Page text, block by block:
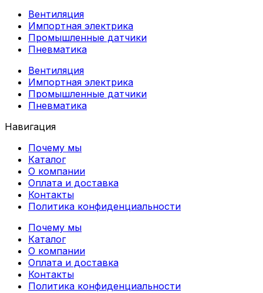
Вентиляция
Импортная электрика
Промышленные датчики
Пневматика
Вентиляция
Импортная электрика
Промышленные датчики
Пневматика
Навигация
Почему мы
Каталог
О компании
Оплата и доставка
Контакты
Политика конфиденциальности
Почему мы
Каталог
О компании
Оплата и доставка
Контакты
Политика конфиденциальности